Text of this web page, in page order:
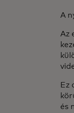
A
Az
Ez
és